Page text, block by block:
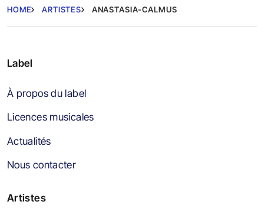
HOME ARTISTES ANASTASIA-CALMUS
Label
À propos du label
Licences musicales
Actualités
Nous contacter
Artistes